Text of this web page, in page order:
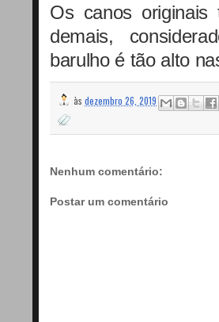
Os canos originais
demais,
barulho é tão alto
às dezembro 26, 2019
Nenhum comentário:
Postar um comentário